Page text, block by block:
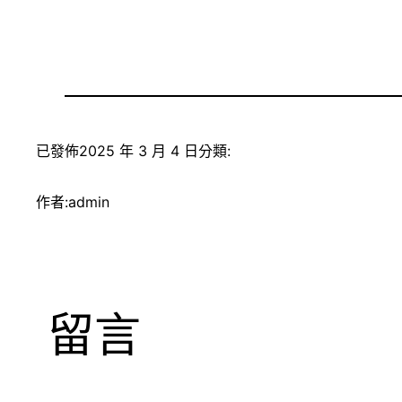
已發佈2025 年 3 月 4 日 分類:
作者:admin
留言